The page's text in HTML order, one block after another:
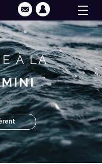
À LA
MINI